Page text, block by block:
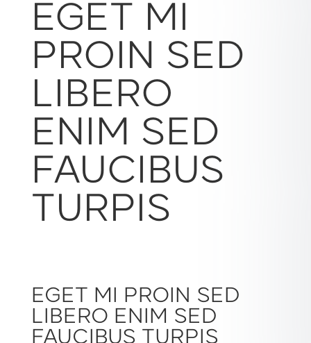
EGET MI
PROIN SED
LIBERO
ENIM SED
FAUCIBUS
TURPIS
EGET MI PROIN SED
LIBERO ENIM SED
FAUCIBUS TURPIS